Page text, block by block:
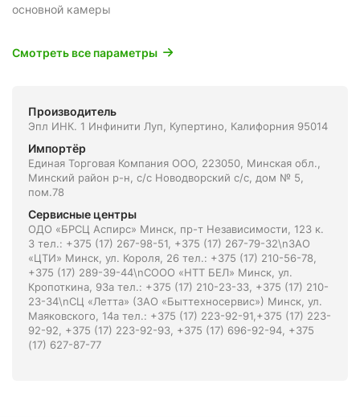
основной камеры
Смотреть все параметры
Производитель
Эпл ИНК. 1 Инфинити Луп, Купертино, Калифорния 95014
Импортёр
Единая Торговая Компания ООО, 223050, Минская обл.,
Минский район р-н, с/с Новодворский с/с, дом № 5,
пом.78
Сервисные центры
ОДО «БРСЦ Аспирс» Минск, пр-т Независимости, 123 к.
3 тел.: +375 (17) 267-98-51, +375 (17) 267-79-32\nЗАО
«ЦТИ» Минск, ул. Короля, 26 тел.: +375 (17) 210-56-78,
+375 (17) 289-39-44\nСООО «НТТ БЕЛ» Минск, ул.
Кропоткина, 93а тел.: +375 (17) 210-23-33, +375 (17) 210-
23-34\nСЦ «Летта» (ЗАО «Быттехносервис») Минск, ул.
Маяковского, 14а тел.: +375 (17) 223-92-91,+375 (17) 223-
92-92, +375 (17) 223-92-93, +375 (17) 696-92-94, +375
(17) 627-87-77